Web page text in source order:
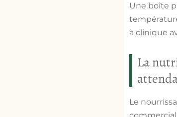
Une boîte
à clinique
La
Le